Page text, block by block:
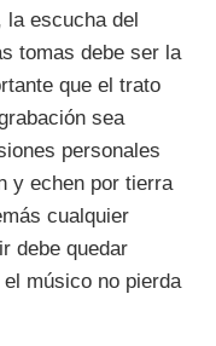
la escucha del
tomas debe ser la
que el trato
sea
personales
y echen por tierra
cualquier
debe quedar
músico no pierda